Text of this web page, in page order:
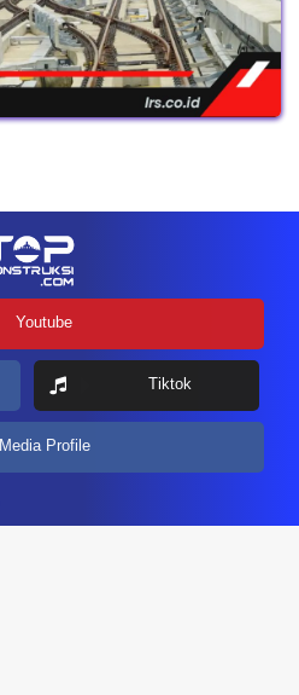
Youtube
Tiktok
Media Profile